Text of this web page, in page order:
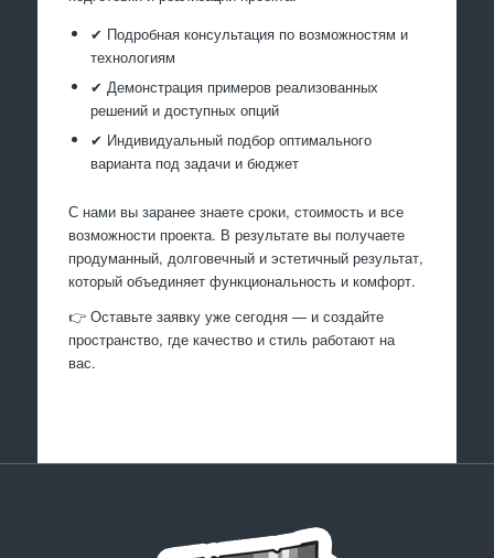
✔ Подробная консультация по возможностям и
технологиям
✔ Демонстрация примеров реализованных
решений и доступных опций
✔ Индивидуальный подбор оптимального
варианта под задачи и бюджет
С нами вы заранее знаете сроки, стоимость и все
возможности проекта. В результате вы получаете
продуманный, долговечный и эстетичный результат,
который объединяет функциональность и комфорт.
👉 Оставьте заявку уже сегодня — и создайте
пространство, где качество и стиль работают на
вас.